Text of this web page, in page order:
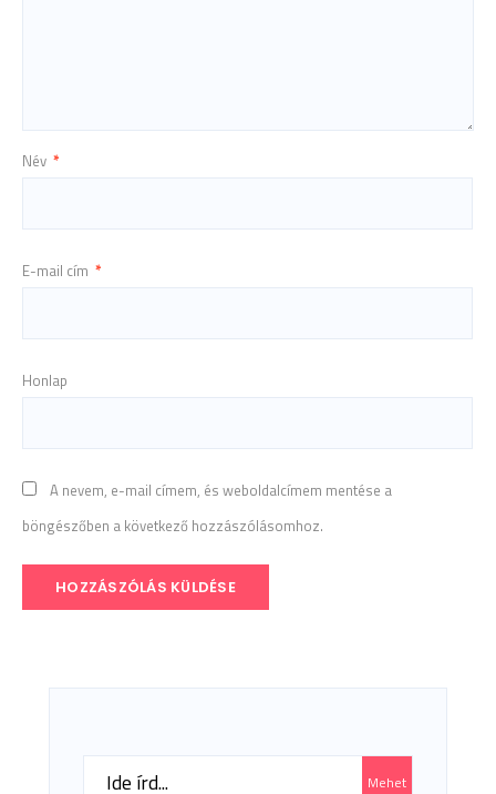
Név *
E-mail cím *
Honlap
A nevem, e-mail címem, és weboldalcímem mentése a
böngészőben a következő hozzászólásomhoz.
Search
Mehet